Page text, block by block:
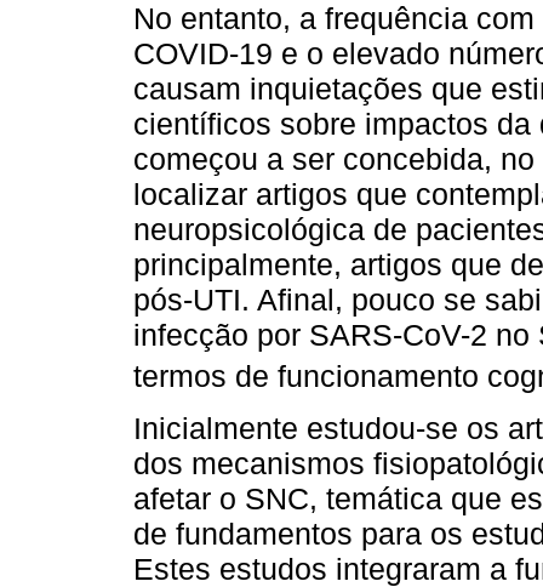
No entanto, a frequência
COVID-19 e o elevado
causam inquietações que
científicos sobre impactos
começou a ser concebida,
localizar artigos que
neuropsicológica de
principalmente, artigos que
pós-UTI. Afinal, pouco se
infecção por SARS-CoV-2
termos de funcionamento
Inicialmente estudou-se os
dos mecanismos
afetar o SNC, temática que
de fundamentos para os
Estes estudos integraram a